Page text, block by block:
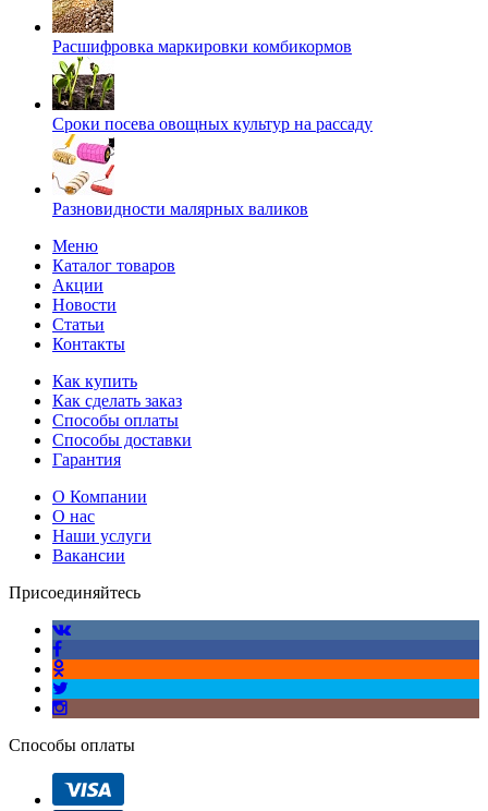
Расшифровка маркировки комбикормов
Сроки посева овощных культур на рассаду
Разновидности малярных валиков
Меню
Каталог товаров
Акции
Новости
Статьи
Контакты
Как купить
Как сделать заказ
Способы оплаты
Способы доставки
Гарантия
О Компании
О нас
Наши услуги
Вакансии
Присоединяйтесь
Способы оплаты